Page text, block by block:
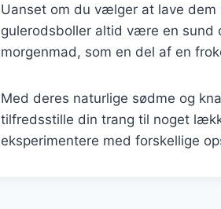
Uanset om du vælger at lave
gulerodsboller altid være en sund
morgenmad, som en del af en
Med deres naturlige sødme og
tilfredsstille din trang til noget
eksperimentere med forskellige